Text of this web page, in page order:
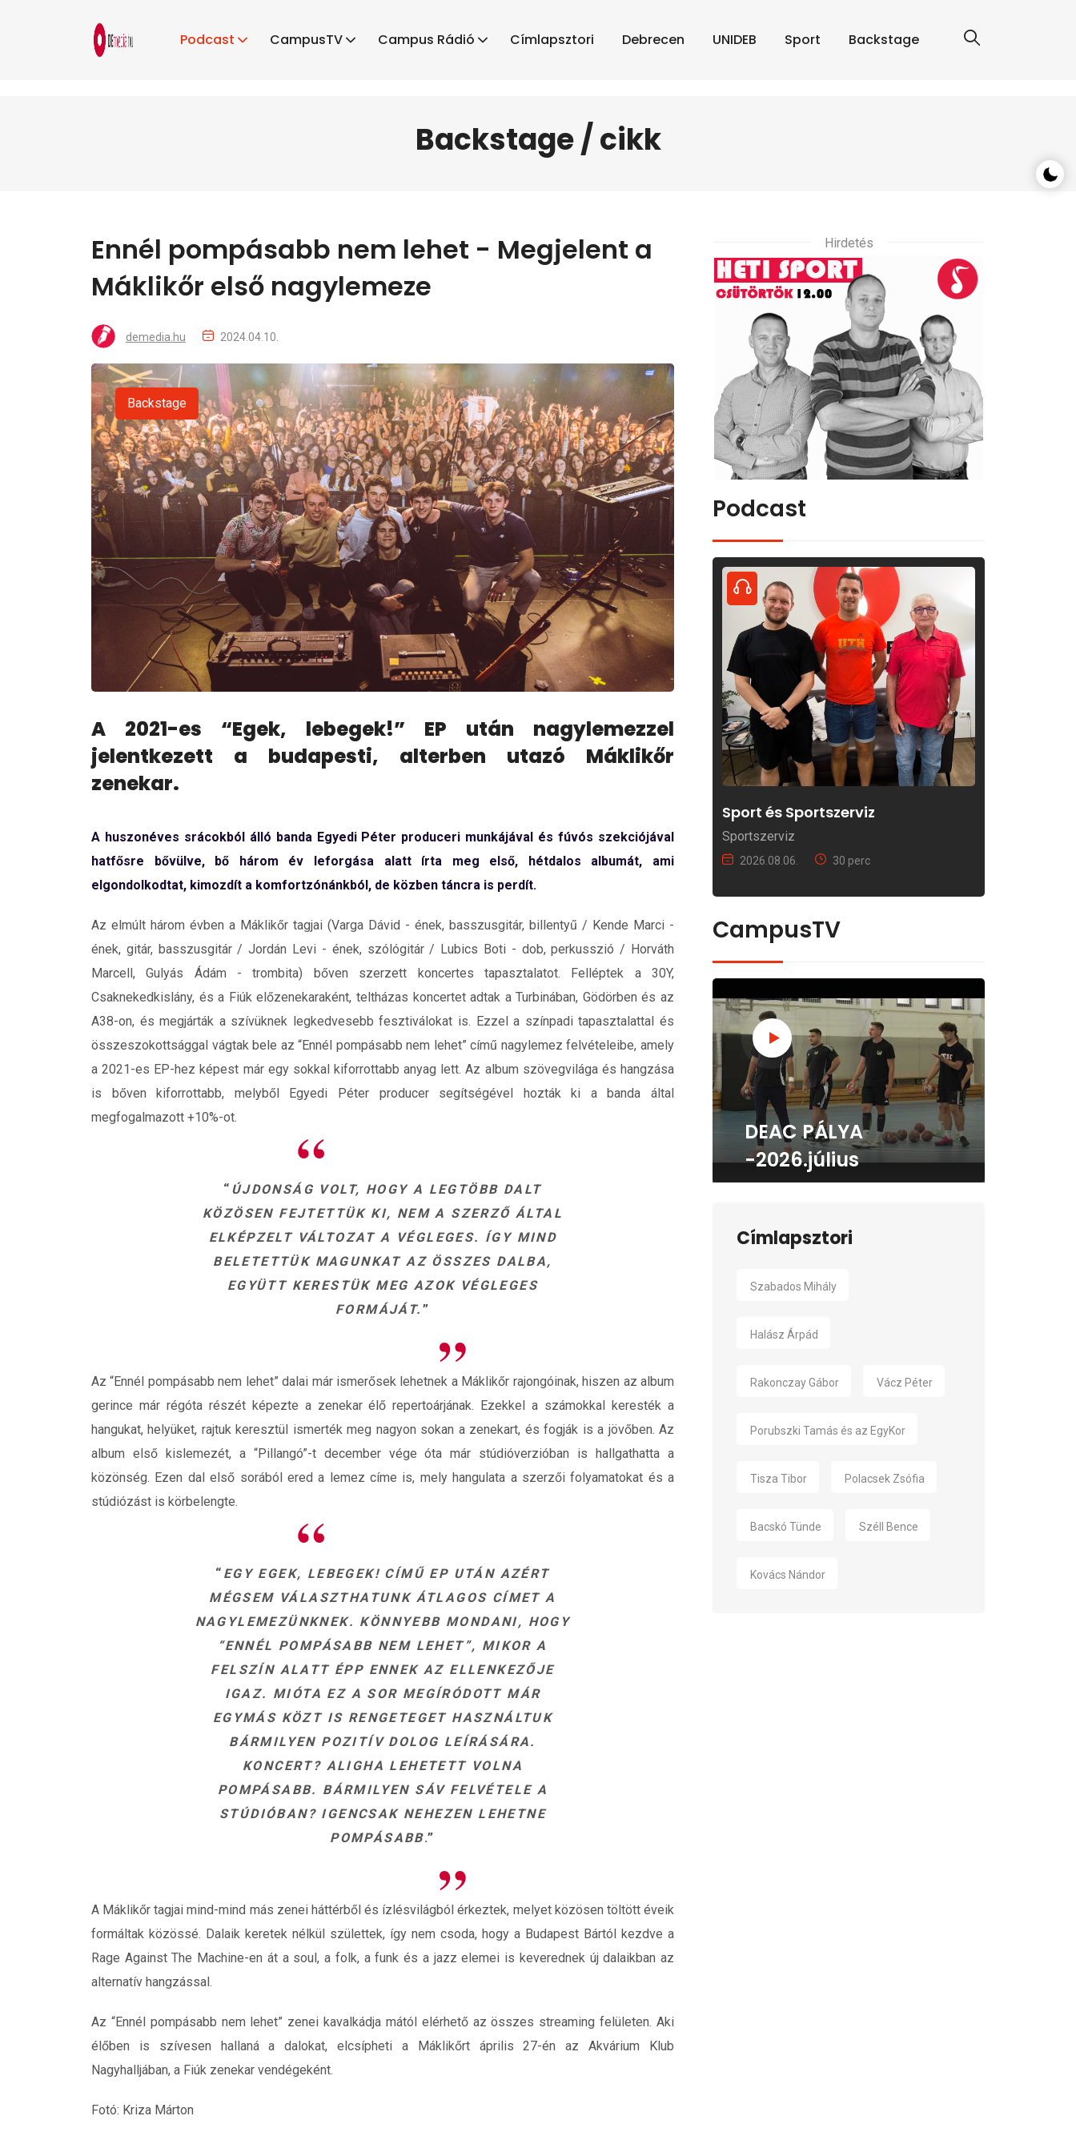
Podcast CampusTV Campus Rádió Címlapsztori Debrecen UNIDEB Sport Backstage
Backstage / cikk
Ennél pompásabb nem lehet - Megjelent a
Máklikőr első nagylemeze
demedia.hu 2024.04.10.
Backstage
A 2021-es “Egek, lebegek!” EP után nagylemezzel
jelentkezett a budapesti, alterben utazó Máklikőr
zenekar.
A huszonéves srácokból álló banda Egyedi Péter produceri munkájával és fúvós szekciójával
hatfősre bővülve, bő három év leforgása alatt írta meg első, hétdalos albumát, ami
elgondolkodtat, kimozdít a komfortzónánkból, de közben táncra is perdít.
Az elmúlt három évben a Máklikőr tagjai (Varga Dávid - ének, basszusgitár, billentyű / Kende Marci -
ének, gitár, basszusgitár / Jordán Levi - ének, szólógitár / Lubics Boti - dob, perkusszió / Horváth
Marcell, Gulyás Ádám - trombita) bőven szerzett koncertes tapasztalatot. Felléptek a 30Y,
Csaknekedkislány, és a Fiúk előzenekaraként, teltházas koncertet adtak a Turbinában, Gödörben és az
A38-on, és megjárták a szívüknek legkedvesebb fesztiválokat is. Ezzel a színpadi tapasztalattal és
összeszokottsággal vágtak bele az “Ennél pompásabb nem lehet” című nagylemez felvételeibe, amely
a 2021-es EP-hez képest már egy sokkal kiforrottabb anyag lett. Az album szövegvilága és hangzása
is bőven kiforrottabb, melyből Egyedi Péter producer segítségével hozták ki a banda által
megfogalmazott +10%-ot.
“ ÚJDONSÁG VOLT, HOGY A LEGTÖBB DALT
KÖZÖSEN FEJTETTÜK KI, NEM A SZERZŐ ÁLTAL
ELKÉPZELT VÁLTOZAT A VÉGLEGES. ÍGY MIND
BELETETTÜK MAGUNKAT AZ ÖSSZES DALBA,
EGYÜTT KERESTÜK MEG AZOK VÉGLEGES
FORMÁJÁT. ”
Az “Ennél pompásabb nem lehet” dalai már ismerősek lehetnek a Máklikőr rajongóinak, hiszen az album
gerince már régóta részét képezte a zenekar élő repertoárjának. Ezekkel a számokkal keresték a
hangukat, helyüket, rajtuk keresztül ismerték meg nagyon sokan a zenekart, és fogják is a jövőben. Az
album első kislemezét, a “Pillangó”-t december vége óta már stúdióverzióban is hallgathatta a
közönség. Ezen dal első sorából ered a lemez címe is, mely hangulata a szerzői folyamatokat és a
stúdiózást is körbelengte.
“ EGY EGEK, LEBEGEK! CÍMŰ EP UTÁN AZÉRT
MÉGSEM VÁLASZTHATUNK ÁTLAGOS CÍMET A
NAGYLEMEZÜNKNEK. KÖNNYEBB MONDANI, HOGY
“ENNÉL POMPÁSABB NEM LEHET”, MIKOR A
FELSZÍN ALATT ÉPP ENNEK AZ ELLENKEZŐJE
IGAZ. MIÓTA EZ A SOR MEGÍRÓDOTT MÁR
EGYMÁS KÖZT IS RENGETEGET HASZNÁLTUK
BÁRMILYEN POZITÍV DOLOG LEÍRÁSÁRA.
KONCERT? ALIGHA LEHETETT VOLNA
POMPÁSABB. BÁRMILYEN SÁV FELVÉTELE A
STÚDIÓBAN? IGENCSAK NEHEZEN LEHETNE
POMPÁSABB.”
A Máklikőr tagjai mind-mind más zenei háttérből és ízlésvilágból érkeztek, melyet közösen töltött éveik
formáltak közössé. Dalaik keretek nélkül születtek, így nem csoda, hogy a Budapest Bártól kezdve a
Rage Against The Machine-en át a soul, a folk, a funk és a jazz elemei is keverednek új dalaikban az
alternatív hangzással.
Az “Ennél pompásabb nem lehet” zenei kavalkádja mától elérhető az összes streaming felületen. Aki
élőben is szívesen hallaná a dalokat, elcsípheti a Máklikőrt április 27-én az Akvárium Klub
Nagyhalljában, a Fiúk zenekar vendégeként.
Fotó: Kriza Márton
Hirdetés
Podcast
Sport és Sportszerviz
Sportszerviz
2026.08.06. 30 perc
CampusTV
DEAC PÁLYA
-2026.július
Címlapsztori
Szabados Mihály
Halász Árpád
Rakonczay Gábor Vácz Péter
Porubszki Tamás és az EgyKor
Tisza Tibor Polacsek Zsófia
Bacskó Tünde Széll Bence
Kovács Nándor